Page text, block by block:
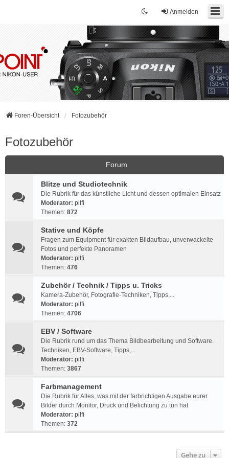
Anmelden
Foren-Übersicht Fotozubehör
Fotozubehör
Forum
Blitze und Studiotechnik
Die Rubrik für das künstliche Licht und dessen optimalen Einsatz
Moderator: pilfi
Themen: 872
Stative und Köpfe
Fragen zum Equipment für exakten Bildaufbau, unverwackelte
Fotos und perfekte Panoramen
Moderator: pilfi
Themen: 476
Zubehör / Technik / Tipps u. Tricks
Kamera-Zubehör, Fotografie-Techniken, Tipps,...
Moderator: pilfi
Themen: 4706
EBV / Software
Die Rubrik rund um das Thema Bildbearbeitung und Software.
Techniken, EBV-Software, Tipps,...
Moderator: pilfi
Themen: 3867
Farbmanagement
Die Rubrik für Alles, was mit der farbrichtigen Ausgabe eurer
Bilder durch Monitor, Druck und Belichtung zu tun hat
Moderator: pilfi
Themen: 372
Gehe zu